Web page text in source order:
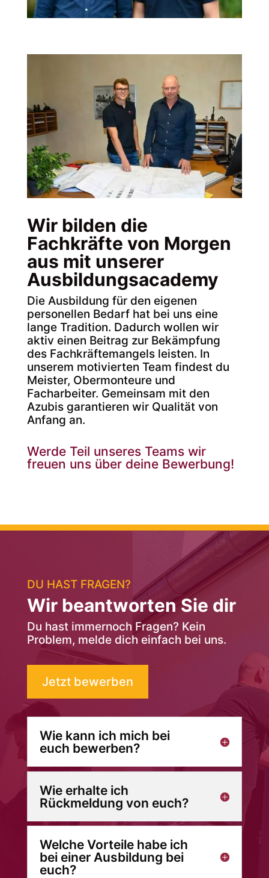
Wir bilden die
Fachkräfte von Morgen
aus mit unserer
Ausbildungsacademy
Die Ausbildung für den eigenen
personellen Bedarf hat bei uns eine
lange Tradition. Dadurch wollen wir
aktiv einen Beitrag zur Bekämpfung
des Fachkräftemangels leisten. In
unserem motivierten Team findest du
Meister, Obermonteure und
Facharbeiter. Gemeinsam mit den
Azubis garantieren wir Qualität von
Anfang an.
Werde Teil unseres Teams wir
freuen uns über deine Bewerbung!
DU HAST FRAGEN?
Wir beantworten Sie dir
Du hast immernoch Fragen? Kein
Problem, melde dich einfach bei uns.
Jetzt bewerben
Wie kann ich mich bei
euch bewerben?
Wie erhalte ich
Rückmeldung von euch?
Welche Vorteile habe ich
bei einer Ausbildung bei
euch?